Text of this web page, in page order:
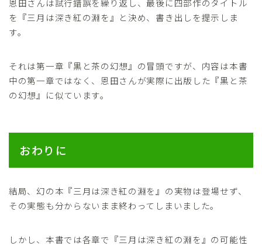
を『三月は深き紅の淵を』と決め、書き出しを提示しま
す。
それは第一章『黒と茶の幻想』の冒頭ですが、内容は本書
中の第一章ではなく、恩田さんが実際に出版した『黒と茶
の幻想』に似ています。
おわりに
結局、幻の本『三月は深き紅の淵を』の実物は登場せず、
その実態も分からないまま終わってしまいました。
しかし、本書では各章で『三月は深き紅の淵を』の可能性